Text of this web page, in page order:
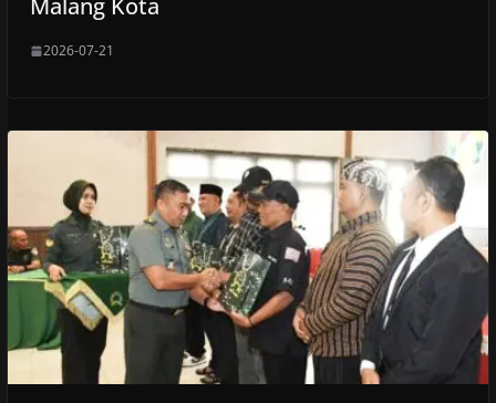
Malang Kota
2026-07-21